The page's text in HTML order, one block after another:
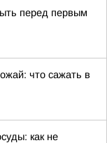
перед первым
что сажать в
как не